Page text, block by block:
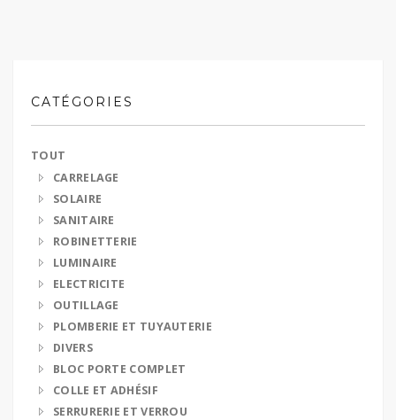
CATÉGORIES
TOUT
CARRELAGE
SOLAIRE
SANITAIRE
ROBINETTERIE
LUMINAIRE
ELECTRICITE
OUTILLAGE
PLOMBERIE ET TUYAUTERIE
DIVERS
BLOC PORTE COMPLET
COLLE ET ADHÉSIF
SERRURERIE ET VERROU